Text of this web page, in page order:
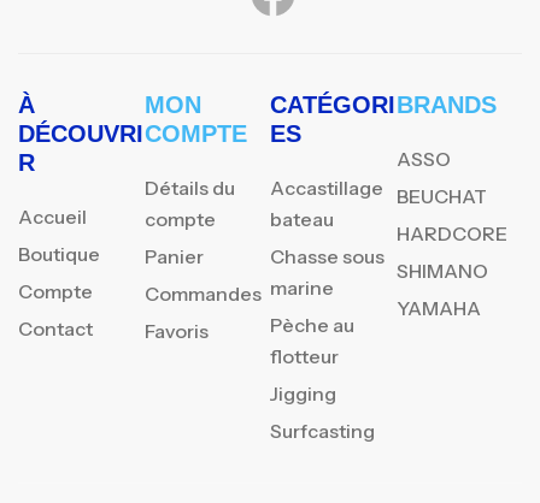
À
DÉCOUVRI
R
Accueil
Boutique
Compte
Contact
MON
COMPTE
Détails du
compte
Panier
Commandes
Favoris
CATÉGORI
ES
Accastillage
bateau
Chasse sous
marine
Pèche au
flotteur
Jigging
Surfcasting
BRANDS
ASSO
BEUCHAT
HARDCORE
SHIMANO
YAMAHA